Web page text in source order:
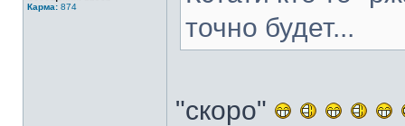
Карма: 874
точно будет...
"скоро"